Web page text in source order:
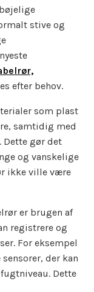
stive og
efter behov.
som plast
samtidig med
Dette gør det
og vanskelige
ikke ville være
er brugen af
registrere og
For eksempel
der kan
Dette